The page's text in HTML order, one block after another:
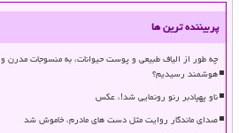
پربیننده ترین ها
چه طور از الیاف طبیعی و پوست حیوانات، به منسوجات مدرن و
هوشمند رسیدیم؟
ناو پهپادبر رنو رونمایی شد!، عکس
صدای ماندگار روایت مثل دست های مادرم، خاموش شد